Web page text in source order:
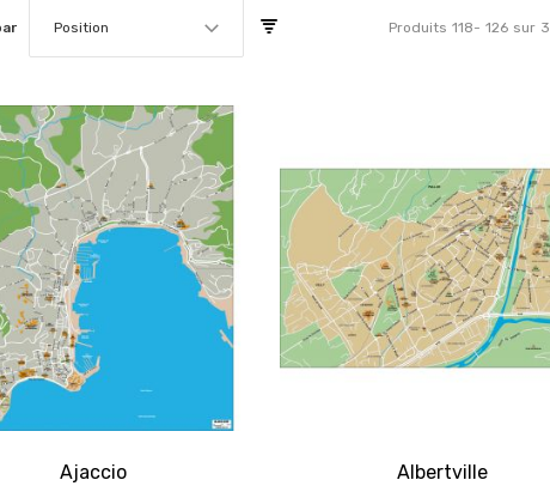
Position Produits 118- 126 sur
Ajaccio Albertville